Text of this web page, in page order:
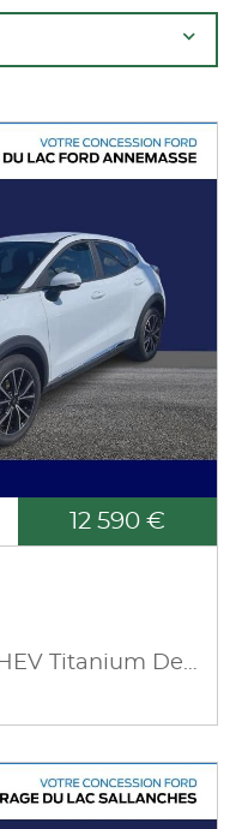
12 590 €
1.0 Flexifuel 125ch S&S mHEV Titanium Design 3